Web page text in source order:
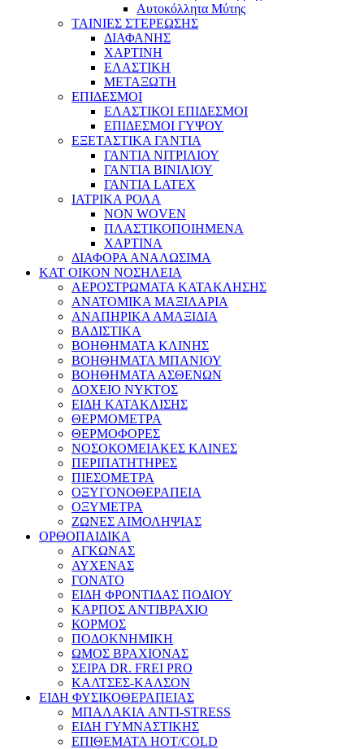
Αυτοκόλλητα Μύτης
ΤΑΙΝΙΕΣ ΣΤΕΡΕΩΣΗΣ
ΔΙΑΦΑΝΗΣ
ΧΑΡΤΙΝΗ
ΕΛΑΣΤΙΚΗ
ΜΕΤΑΞΩΤΗ
ΕΠΙΔΕΣΜΟΙ
ΕΛΑΣΤΙΚΟΙ ΕΠΙΔΕΣΜΟΙ
ΕΠΙΔΕΣΜΟΙ ΓΥΨΟΥ
ΕΞΕΤΑΣΤΙΚΑ ΓΑΝΤΙΑ
ΓΑΝΤΙΑ ΝΙΤΡΙΛΙΟΥ
ΓΑΝΤΙΑ ΒΙΝΙΛΙΟΥ
ΓΑΝΤΙΑ LATEX
ΙΑΤΡΙΚΑ ΡΟΛΑ
NON WOVEN
ΠΛΑΣΤΙΚΟΠΟΙΗΜΕΝΑ
ΧΑΡΤΙΝΑ
ΔΙΑΦΟΡΑ ΑΝΑΛΩΣΙΜΑ
ΚΑΤ ΟΙΚΟΝ ΝΟΣΗΛΕΙΑ
ΑΕΡΟΣΤΡΩΜΑΤΑ ΚΑΤΑΚΛΗΣΗΣ
ΑΝΑΤΟΜΙΚΑ ΜΑΞΙΛΑΡΙΑ
ΑΝΑΠΗΡΙΚΑ ΑΜΑΞΙΔΙΑ
ΒΑΔΙΣΤΙΚΑ
ΒΟΗΘΗΜΑΤΑ ΚΛΙΝΗΣ
ΒΟΗΘΗΜΑΤΑ ΜΠΑΝΙΟΥ
ΒΟΗΘΗΜΑΤΑ ΑΣΘΕΝΩΝ
ΔΟΧΕΙΟ ΝΥΚΤΟΣ
ΕΙΔΗ ΚΑΤΑΚΛΙΣΗΣ
ΘΕΡΜΟΜΕΤΡΑ
ΘΕΡΜΟΦΟΡΕΣ
ΝΟΣΟΚΟΜΕΙΑΚΕΣ ΚΛΙΝΕΣ
ΠΕΡΙΠΑΤΗΤΗΡΕΣ
ΠΙΕΣΟΜΕΤΡΑ
ΟΞΥΓΟΝΟΘΕΡΑΠΕΙΑ
ΟΞΥΜΕΤΡΑ
ΖΩΝΕΣ ΑΙΜΟΛΗΨΙΑΣ
ΟΡΘΟΠΑΙΔΙΚΑ
ΑΓΚΩΝΑΣ
ΑΥΧΕΝΑΣ
ΓΟΝΑΤΟ
ΕΙΔΗ ΦΡΟΝΤΙΔΑΣ ΠΟΔΙΟΥ
ΚΑΡΠΟΣ ΑΝΤΙΒΡΑΧΙΟ
ΚΟΡΜΟΣ
ΠΟΔΟΚΝΗΜΙΚΗ
ΩΜΟΣ ΒΡΑΧΙΟΝΑΣ
ΣΕΙΡΑ DR. FREI PRO
ΚΑΛΤΣΕΣ-ΚΑΛΣΟΝ
ΕΙΔΗ ΦΥΣΙΚΟΘΕΡΑΠΕΙΑΣ
ΜΠΑΛΑΚΙΑ ANTI-STRESS
ΕΙΔΗ ΓΥΜΝΑΣΤΙΚΗΣ
ΕΠΙΘΕΜΑΤΑ HOT/COLD